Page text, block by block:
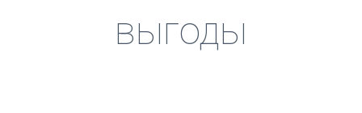
выгоды